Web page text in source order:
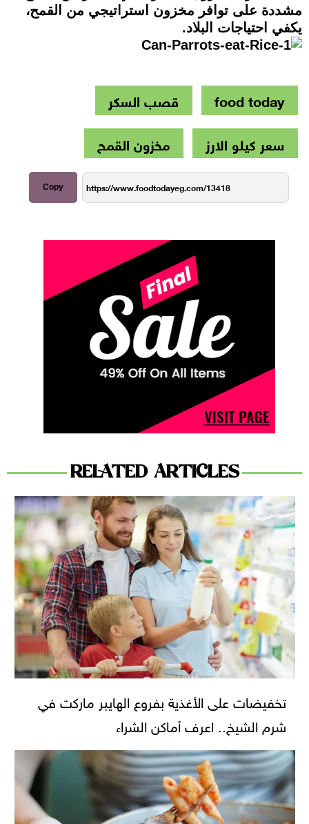
مشددة على توافر مخزون استراتيجي من القمح،
يكفي احتياجات البلاد.
food today
قصب السكر
سعر كيلو الارز
مخزون القمح
Copy
RELATED ARTICLES
تخفيضات على الأغذية بفروع الهايبر ماركت في
شرم الشيخ.. اعرف أماكن الشراء